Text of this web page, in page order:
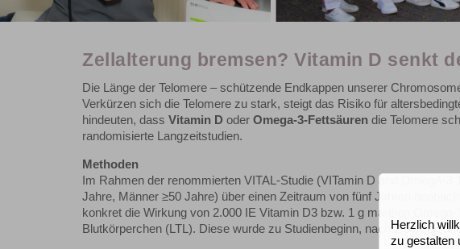
Zellalterung bremsen? Vitamin D senkt
Die Länge der Telomere – schützende Endkappen unserer
Verkürzen sich die Telomere zu stark, steigt das Risiko für
hindeuten, dass Vitamin D oder Omega-3-Fettsäuren die Telomere
randomisierte Langzeitstudien.
Methoden
Im Rahmen der renommierten VITAL-Studie (VITamin D and OmegA-
Jahre, Männer ≥50 Jahre) über einen Zeitraum von fünf Jahren
konkret die Wirkung von 2.000 IE Vitamin D3 bzw. 1 g marinen
Blutkörperchen (LTL). Diese wurde zu Studienbeginn, nach 2 Jahren
Herzlich
zu gestalten